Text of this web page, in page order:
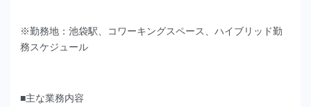
※勤務地：池袋駅、コワーキングスペース、ハイブリッド勤
務スケジュール
■主な業務内容